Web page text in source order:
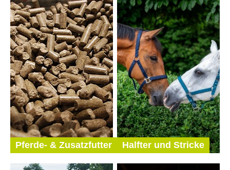
Pferde- & Zusatzfutter Halfter und Stricke